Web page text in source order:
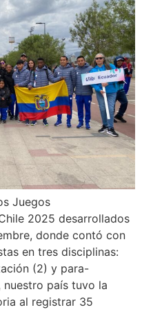
Juegos
2025 desarrollados
donde contó con
en tres disciplinas:
(2) y para-
nuestro país tuvo la
al registrar 35